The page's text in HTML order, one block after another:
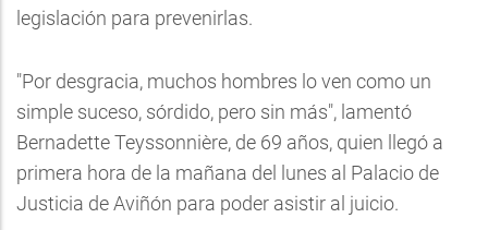
legislación para prevenirlas.
"Por desgracia, muchos hombres lo ven como un
simple suceso, sórdido, pero sin más", lamentó
Bernadette Teyssonnière, de 69 años, quien llegó a
primera hora de la mañana del lunes al Palacio de
Justicia de Aviñón para poder asistir al juicio.